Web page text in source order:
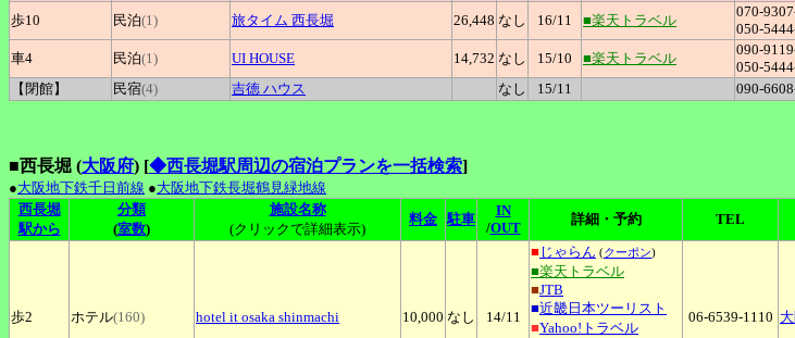
歩10 民泊(1) 旅タイム 西長堀 26,448 なし 16/11 ■楽天トラベル
070-
050-
車4 民泊(1) UI HOUSE 14,732 なし 15/10 ■楽天トラベル
090-
050-
【閉館】
民宿(4) 吉徳 ハウス なし 15/11 090-
■西長堀 (大阪府) [◆西長堀駅周辺の宿泊プランを一括検索]
●大阪地下鉄千日前線 ●大阪地下鉄長堀鶴見緑地線
西長堀
駅から
分類
(室数)
施設名称
(クリックで詳細表示)
料金 駐車
IN
/OUT
詳細・予約 TEL
歩2 ホテル(160) hotel it osaka shinmachi 10,000 なし 14/11
■ じゃらん (クーポン)
■楽天トラベル
■JTB
■近畿日本ツーリスト
■Yahoo!トラベル
06-6539-1110